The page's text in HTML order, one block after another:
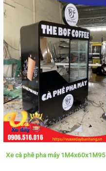
Xe cà phê pha máy 1M4x60x1M95